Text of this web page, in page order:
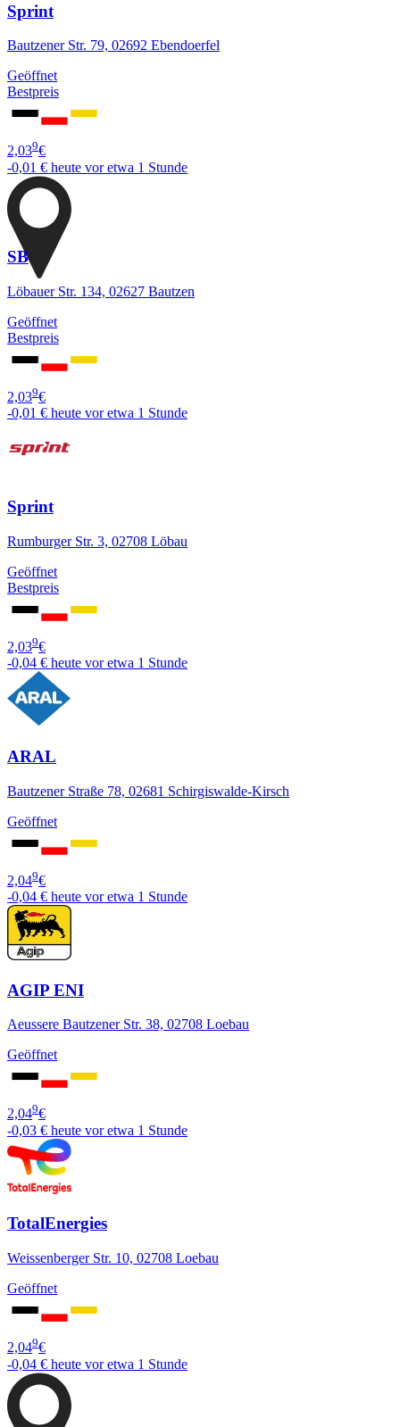
Sprint
Bautzener Str. 79, 02692 Ebendoerfel
Geöffnet
Bestpreis
2,039€
-0,01 € heute vor etwa 1 Stunde
SB
Löbauer Str. 134, 02627 Bautzen
Geöffnet
Bestpreis
2,039€
-0,01 € heute vor etwa 1 Stunde
Sprint
Rumburger Str. 3, 02708 Löbau
Geöffnet
Bestpreis
2,039€
-0,04 € heute vor etwa 1 Stunde
ARAL
Bautzener Straße 78, 02681 Schirgiswalde-Kirsch
Geöffnet
2,049€
-0,04 € heute vor etwa 1 Stunde
AGIP ENI
Aeussere Bautzener Str. 38, 02708 Loebau
Geöffnet
2,049€
-0,03 € heute vor etwa 1 Stunde
TotalEnergies
Weissenberger Str. 10, 02708 Loebau
Geöffnet
2,049€
-0,04 € heute vor etwa 1 Stunde